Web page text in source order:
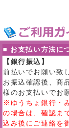
■ お支払い方法に
【銀行振込】
前払いでお願い致
お振込確認後、商
様のお支払いでお
※ゆうちょ銀行・
の場合は、確認ま
込み後にご連絡を